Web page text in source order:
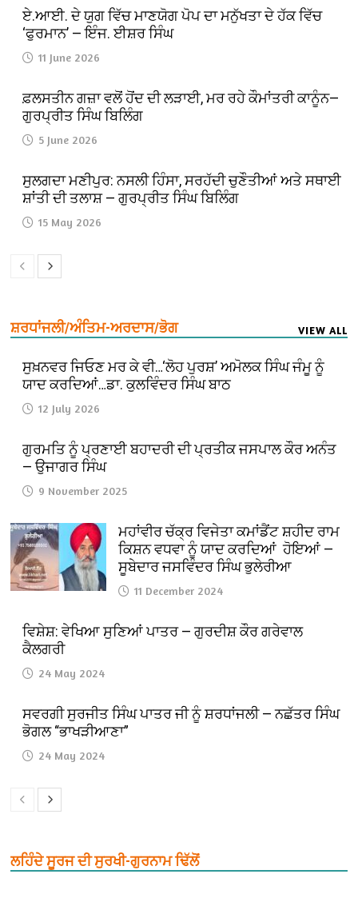
ਏ.ਆਈ. ਦੇ ਯੁਗ ਵਿੱਚ ਮਾਣਯੋਗ ਪੋਪ ਦਾ ਮਨੁੱਖਤਾ ਦੇ ਹੱਕ ਵਿੱਚ
‘ਫੁਰਮਾਨ’ — ਇੰਜ. ਈਸ਼ਰ ਸਿੰਘ
11 June 2026
ਫ਼ਲਸਤੀਨ ਗਜ਼ਾ ਵਲੋਂ ਹੋਂਦ ਦੀ ਲੜਾਈ, ਮਰ ਰਹੇ ਕੌਮਾਂਤਰੀ ਕਾਨੂੰਨ—
ਗੁਰਪ੍ਰੀਤ ਸਿੰਘ ਬਿਲਿੰਗ
5 June 2026
ਸੁਲਗਦਾ ਮਣੀਪੁਰ: ਨਸਲੀ ਹਿੰਸਾ, ਸਰਹੱਦੀ ਚੁਣੌਤੀਆਂ ਅਤੇ ਸਥਾਈ
ਸ਼ਾਂਤੀ ਦੀ ਤਲਾਸ਼ — ਗੁਰਪ੍ਰੀਤ ਸਿੰਘ ਬਿਲਿੰਗ
15 May 2026
ਸ਼ਰਧਾਂਜਲੀ/ਅੰਤਿਮ-ਅਰਦਾਸ/ਭੋਗ VIEW ALL
ਸੁਖ਼ਨਵਰ ਜਿਓਣ ਮਰ ਕੇ ਵੀ…‘ਲੋਹ ਪੁਰਸ਼’ ਅਮੋਲਕ ਸਿੰਘ ਜੰਮੂ ਨੂੰ
ਯਾਦ ਕਰਦਿਆਂ…ਡਾ. ਕੁਲਵਿੰਦਰ ਸਿੰਘ ਬਾਠ
12 July 2026
ਗੁਰਮਤਿ ਨੂੰ ਪ੍ਰਣਾਈ ਬਹਾਦਰੀ ਦੀ ਪ੍ਰਤੀਕ ਜਸਪਾਲ ਕੌਰ ਅਨੰਤ
— ਉਜਾਗਰ ਸਿੰਘ
9 November 2025
ਮਹਾਂਵੀਰ ਚੱਕ੍ਰ ਵਿਜੇਤਾ ਕਮਾਂਡੈਂਟ ਸ਼ਹੀਦ ਰਾਮ
ਕਿਸ਼ਨ ਵਧਵਾ ਨੂੰ ਯਾਦ ਕਰਦਿਆਂ ਹੋਇਆਂ —
ਸੂਬੇਦਾਰ ਜਸਵਿੰਦਰ ਸਿੰਘ ਭੁਲੇਰੀਆ
11 December 2024
ਵਿਸ਼ੇਸ਼: ਵੇਖਿਆ ਸੁਣਿਆਂ ਪਾਤਰ — ਗੁਰਦੀਸ਼ ਕੌਰ ਗਰੇਵਾਲ
ਕੈਲਗਰੀ
24 May 2024
ਸਵਰਗੀ ਸੁਰਜੀਤ ਸਿੰਘ ਪਾਤਰ ਜੀ ਨੂੰ ਸ਼ਰਧਾਂਜਲੀ — ਨਛੱਤਰ ਸਿੰਘ
ਭੋਗਲ “ਭਾਖੜੀਆਣਾ”
24 May 2024
ਲਹਿੰਦੇ ਸੂਰਜ ਦੀ ਸੁਰਖੀ-ਗੁਰਨਾਮ ਢਿੱਲੋਂ